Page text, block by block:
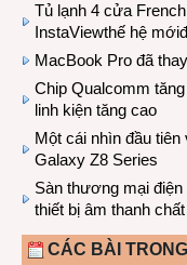
Tủ lạnh 4 cửa
InstaViewthế hệ
MacBook Pro đã
Chip Qualcomm
linh kiện tăng cao
Một cái nhìn đầu
Galaxy Z8 Series
Sàn thương mại
thiết bị âm thanh
CÁC BÀI